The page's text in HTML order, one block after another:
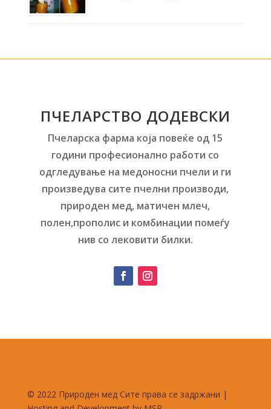
ПЧЕЛАРСТВО ДОДЕВСКИ
Пчеларска фарма која повеќе од 15
години професионално работи со
одгледување на медоносни пчели и ги
произведува сите пчелни производи,
природен мед, матичен млеч,
полен,прополис и комбинации помеѓу
нив со лековити билки.
© 2022 Природен мед Сите права се задржани |